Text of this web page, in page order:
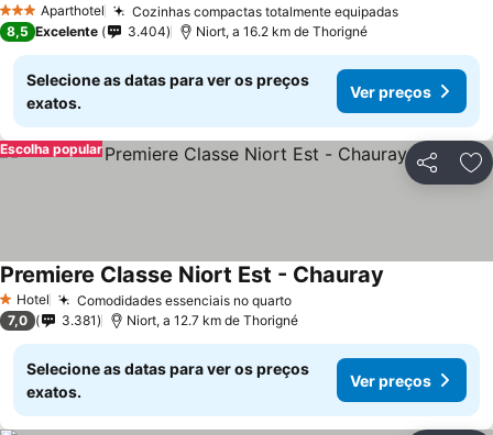
3 EstrelasAparthotel Cozinhas compactas totalmente equipadas
8,5 Excelente 3.404 Niort, a 16.2 km de Thorigné
Selecione as datas para ver os preços
exatos.
Ver preços
Partilhar
Escolha popular
1 Estrelas
Hotel Comodidades essenciais no quarto
Premiere Classe Niort Est - Chauray
7,0 3.381 Niort, a 12.7 km de Thorigné
Selecione as datas para ver os preços
exatos.
Ver preços